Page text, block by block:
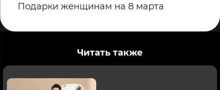
Подарки женщинам на 8 марта
Читать также